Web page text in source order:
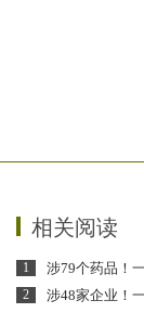
相关阅读
1 涉79个药品！
2 涉48家企业！